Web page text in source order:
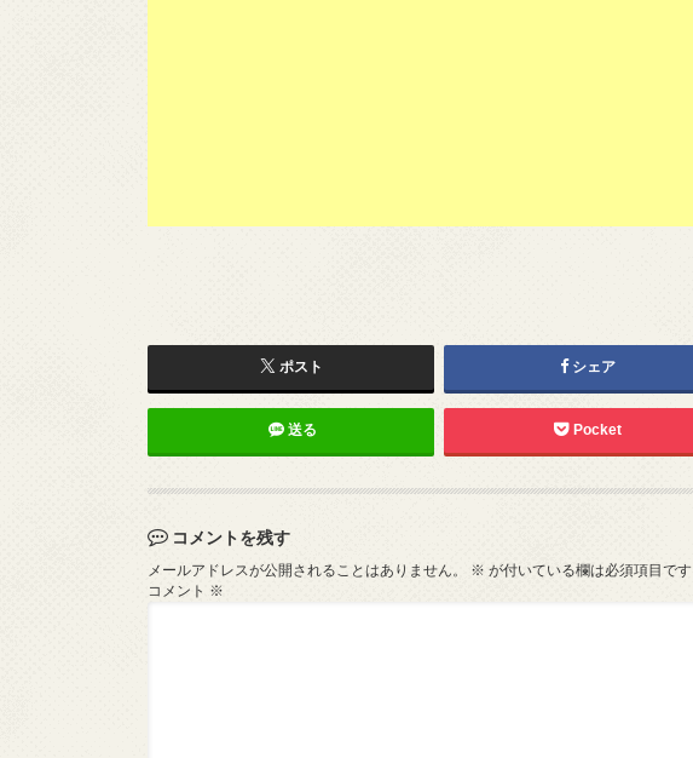
ポスト シェア
送る Pocket
コメントを残す
メールアドレスが公開されることはありません。 ※ が付いている欄は必須項目です
コメント ※